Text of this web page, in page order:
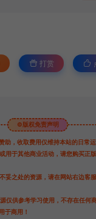
打赏
©版权免责声明
助，收取费用仅维持本站的日常运
用于其他商业活动，请您购买正
妥之处的资源，请在网站右边客服
仅供参考学习使用，不存在任何
于商用！